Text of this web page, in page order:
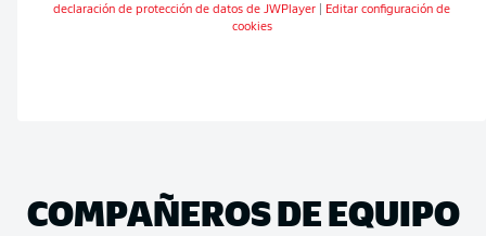
declaración de protección de datos de JWPlayer
Editar configuración de
cookies
COMPAÑEROS DE EQUIPO